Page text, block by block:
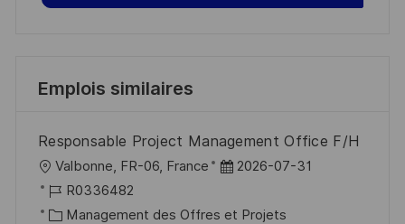
Emplois similaires
Responsable Project Management Office F/H
o
c
Valbonne, FR-06, France
D
t
2026-07-31
R
é
R0336482
C Management des Offres et Projets